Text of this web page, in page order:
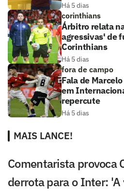
Há 5 dias
corinthians
Árbitro relata
agressivas' de
Corinthians
Há 5 dias
fora de campo
Fala de
em
repercute
Há 5 dias
MAIS LANCE!
Comentarista provoca
derrota para o Inter: 'A